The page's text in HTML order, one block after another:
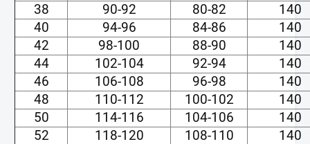
38
90-92 80-82
140
40
94-96 84-86
140
42
98-100 88-90
140
44
102-104 92-94
140
46
106-108 96-98
140
48
110-112 100-102
140
50
114-116 104-106
140
52
118-120 108-110
140